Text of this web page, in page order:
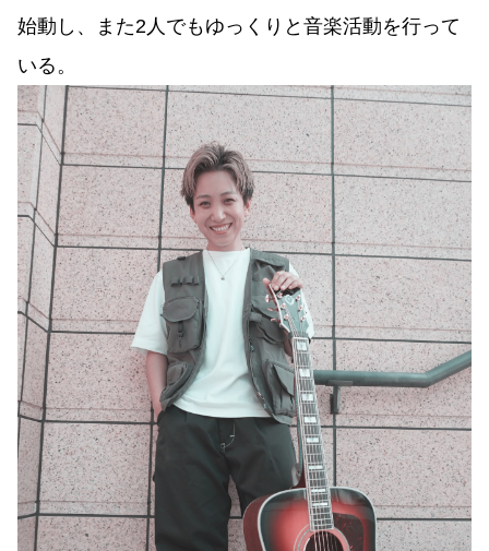
始動 し、また2人でもゆっくりと音楽活動を行って
いる。